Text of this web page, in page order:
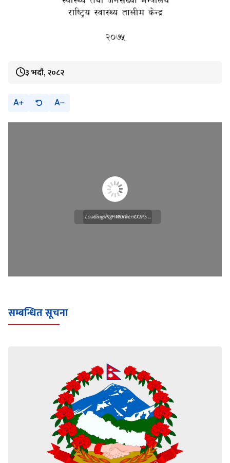
३ भदौ, २०८२
A A
Loading WEBGL 3D ...
Loading PDF Worker CORS ...
सम्बन्धित सूचना